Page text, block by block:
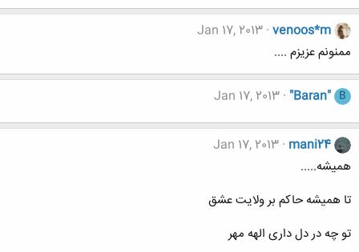
venoos*m
Jan 17, 2013
ممنونم عزیزم ....
B
"Baran"
Jan 17, 2013
mani24
Jan 17, 2013
همیشه.....
تا همیشه حاکم بر ولایت عشق
تو چه در دل داری الهه مهر